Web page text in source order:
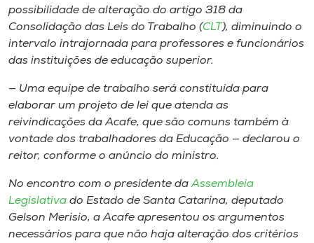
possibilidade de alteração do artigo 318 da
Consolidação das Leis do Trabalho (CLT), diminuindo o
intervalo intrajornada para professores e funcionários
das instituições de educação superior.
— Uma equipe de trabalho será constituída para
elaborar um projeto de lei que atenda as
reivindicações da Acafe, que são comuns também à
vontade dos trabalhadores da Educação — declarou o
reitor, conforme o anúncio do ministro.
No encontro com o presidente daAssembleia
Legislativa do Estado de Santa Catarina, deputado
Gelson Merisio, a Acafe apresentou os argumentos
necessários para que não haja alteração dos critérios